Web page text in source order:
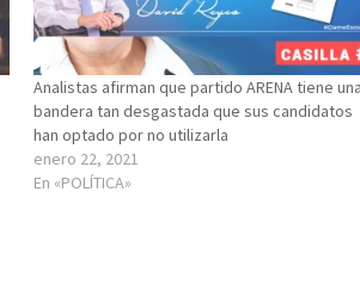
Analistas afirman que partido ARENA tiene
bandera tan desgastada que sus candidatos
han optado por no utilizarla
enero 22, 2021
En «POLÍTICA»